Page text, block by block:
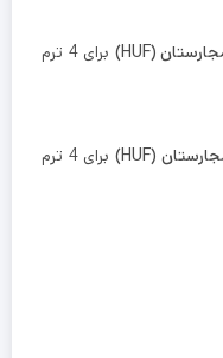
برای 4 ترم
برای 4 ترم